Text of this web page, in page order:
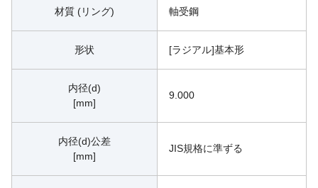
材質 (リング) 軸受鋼
形状 [ラジアル]基本形
内径(d)
[mm]
9.000
内径(d)公差
[mm]
JIS規格に準ずる